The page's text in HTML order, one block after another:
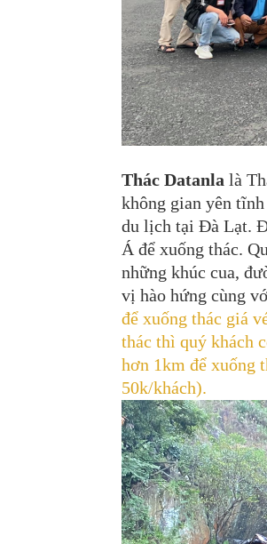
Thác Datanla là
không gian yên
du lịch tại Đà Lạt.
Á để xuống thác.
những khúc cua,
vị hào hứng cùng
để xuống thác giá
thác thì quý khách
hơn 1km để xuống
50k/khách).